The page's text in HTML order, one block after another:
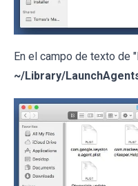
En el campo de texto de
~/Library/